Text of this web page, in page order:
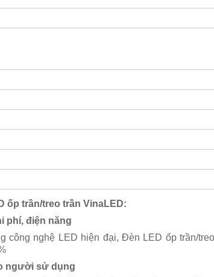
ốp trần/treo trần VinaLED:
phí, điện năng
công nghệ LED hiện đại, Đèn LED ốp trần/
người sử dụng